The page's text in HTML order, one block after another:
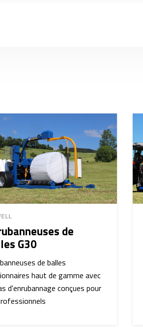
de
G30
de balles
haut de gamme avec
d'enrubannage conçues pour